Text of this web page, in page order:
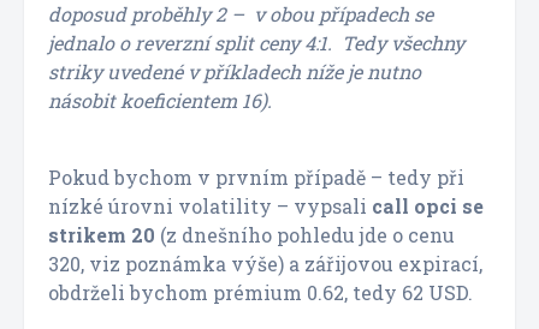
doposud proběhly 2 – v obou případech se
jednalo o reverzní split ceny 4:1. Tedy všechny
striky uvedené v příkladech níže je nutno
násobit koeficientem 16).
Pokud bychom v prvním případě – tedy při
nízké úrovni volatility – vypsali call opci se
strikem 20 (z dnešního pohledu jde o cenu
320, viz poznámka výše) a zářijovou expirací,
obdrželi bychom prémium 0.62, tedy 62 USD.